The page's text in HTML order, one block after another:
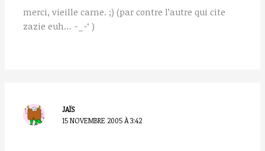
merci, vieille carne. ;) (par contre l’autre qui cite
zazie euh… -_-‘ )
JAÏS
15 NOVEMBRE 2005 À 3:42